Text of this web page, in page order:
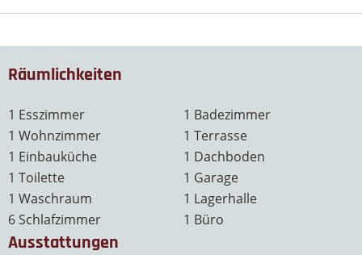
Räumlichkeiten
1 Esszimmer
1 Wohnzimmer
1 Einbauküche
1 Toilette
1 Waschraum
6 Schlafzimmer
1 Badezimmer
1 Terrasse
1 Dachboden
1 Garage
1 Lagerhalle
1 Büro
Ausstattungen